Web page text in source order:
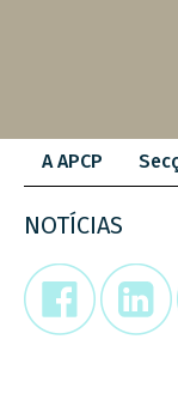
A APCP
NOTÍCIAS